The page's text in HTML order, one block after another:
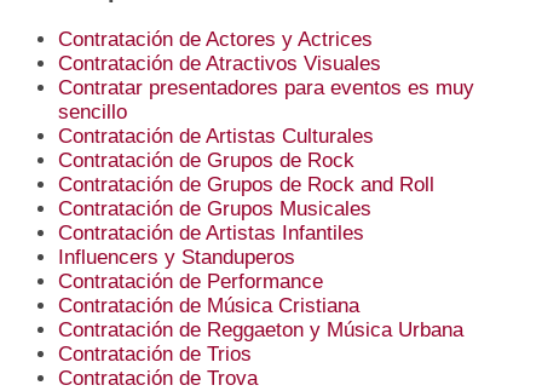
Contratación de Actores y Actrices
Contratación de Atractivos Visuales
Contratar presentadores para eventos es muy
sencillo
Contratación de Artistas Culturales
Contratación de Grupos de Rock
Contratación de Grupos de Rock and Roll
Contratación de Grupos Musicales
Contratación de Artistas Infantiles
Influencers y Standuperos
Contratación de Performance
Contratación de Música Cristiana
Contratación de Reggaeton y Música Urbana
Contratación de Trios
Contratación de Trova